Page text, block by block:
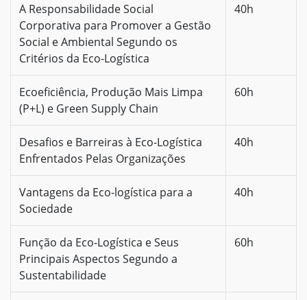
A Responsabilidade Social
Corporativa para Promover a Gestão
Social e Ambiental Segundo os
Critérios da Eco-Logística
40h
Ecoeficiência, Produção Mais Limpa
(P+L) e Green Supply Chain
60h
Desafios e Barreiras à Eco-Logística
Enfrentados Pelas Organizações
40h
Vantagens da Eco-logística para a
Sociedade
40h
Função da Eco-Logística e Seus
Principais Aspectos Segundo a
Sustentabilidade
60h